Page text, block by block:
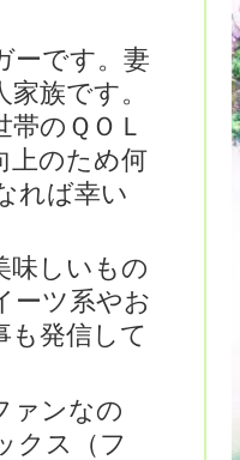
ーです。妻
族です。
のＱＯＬ
上のため何
れば幸い
しいもの
ーツ系やお
も発信して
ァンなの
クス（フ